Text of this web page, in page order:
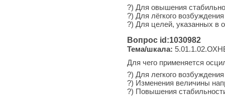
?) Для овышения
?) Для лёгкого возбуждения
?) Для целей, указанных в
Вопрос id:1030982
Тема/шкала:
Для чего применяется
?) Для легкого
?) Изменения величины
?) Повышения